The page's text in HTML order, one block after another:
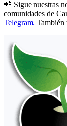
📲 Sigue nuestras
comunidades de
Telegram. También